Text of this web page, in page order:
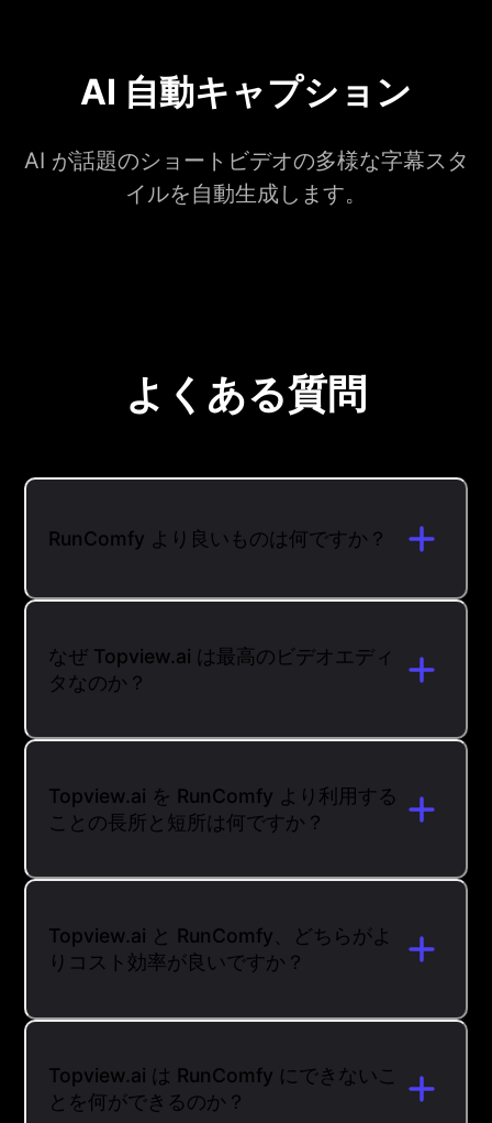
AI 自動キャプション
AI が話題のショートビデオの多様な字幕スタ
イルを自動生成します。
よくある質問
RunComfy より良いものは何ですか？
なぜ Topview.ai は最高のビデオエディ
タなのか？
Topview.ai を RunComfy より利用する
ことの長所と短所は何ですか？
Topview.ai と RunComfy、どちらがよ
りコスト効率が良いですか？
Topview.ai は RunComfy にできないこ
とを何ができるのか？